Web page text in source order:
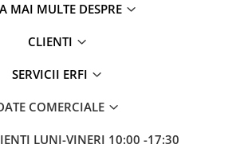
MAI MULTE DESPRE
CLIENTI
SERVICII ERFI
COMERCIALE
LUNI-VINERI 10:00 -17:30